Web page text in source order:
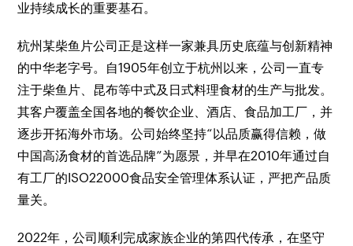
业持续成长的重要基石。
杭州某柴鱼片公司正是这样一家兼具历史底蕴与创新精神
的中华老字号。自1905年创立于杭州以来，公司一直专
注于柴鱼片、昆布等中式及日式料理食材的生产与批发。
其客户覆盖全国各地的餐饮企业、酒店、食品加工厂，并
逐步开拓海外市场。公司始终坚持“以品质赢得信赖，做
中国高汤食材的首选品牌”为愿景，并早在2010年通过自
有工厂的ISO22000食品安全管理体系认证，严把产品质
量关。
2022年，公司顺利完成家族企业的第四代传承，在坚守